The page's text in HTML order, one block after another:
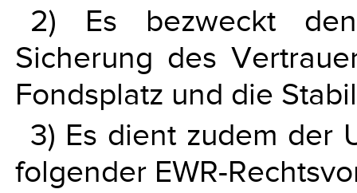
2) Es bezweckt
Sicherung des
Fondsplatz und die
3) Es dient zudem der
folgender EWR-